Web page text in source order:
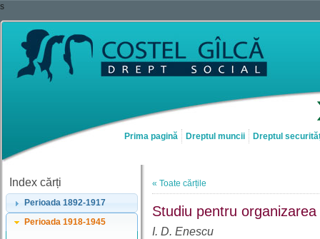
s
Prima pagină Dreptul muncii Dreptul
Index cărți
Perioada 1892-1917
Perioada 1918-1945
« Toate cărțile
Studiu pentru
I. D. Enescu